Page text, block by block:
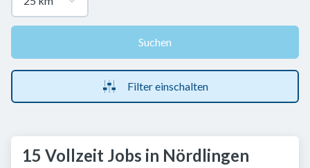
Suchen
Filter einschalten
15 Vollzeit Jobs in Nördlingen